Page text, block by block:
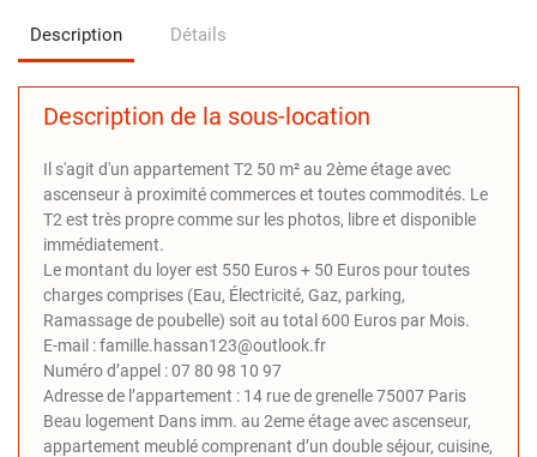
Description Détails
Description de la sous-location
Il s'agit d'un appartement T2 50 m² au 2ème étage avec
ascenseur à proximité commerces et toutes commodités. Le
T2 est très propre comme sur les photos, libre et disponible
immédiatement.
Le montant du loyer est 550 Euros + 50 Euros pour toutes
charges comprises (Eau, Électricité, Gaz, parking,
Ramassage de poubelle) soit au total 600 Euros par Mois.
E-mail : famille.hassan123@outlook.fr
Numéro d’appel : 07 80 98 10 97
Adresse de l’appartement : 14 rue de grenelle 75007 Paris
Beau logement Dans imm. au 2eme étage avec ascenseur,
appartement meublé comprenant d’un double séjour, cuisine,